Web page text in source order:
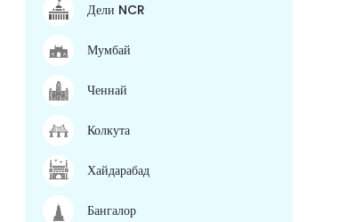
Дели NCR
Мумбай
Ченнай
Колкута
Хайдарабад
Бангалор